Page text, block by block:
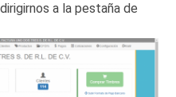
a la pestaña de